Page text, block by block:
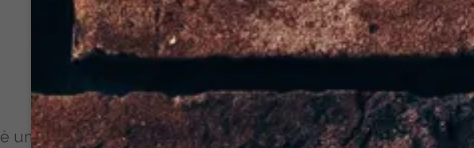
è una celebrazione dell'arte tessile e del design contemporaneo.